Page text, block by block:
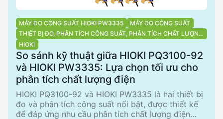
MÁY ĐO CÔNG SUẤT HIOKI PW3335
MÁY ĐO CÔNG SUẤT
THIẾT BỊ ĐO, PHÂN TÍCH CÔNG SUẤT, PHÂN TÍCH CHẤT LƯỢNG
ĐIỆN NĂNG
HIOKI
So sánh kỹ thuật giữa HIOKI PQ3100-92
và HIOKI PW3335: Lựa chọn tối ưu cho
phân tích chất lượng điện
HIOKI PQ3100-92 và HIOKI PW3335 là hai thiết bị
đo và phân tích công suất nổi bật, được thiết kế
để đáp ứng nhu cầu phân tích chất lượng điện